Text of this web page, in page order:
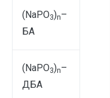
(NаPO3)n–
БА
(NаPO3)n–
ДБА